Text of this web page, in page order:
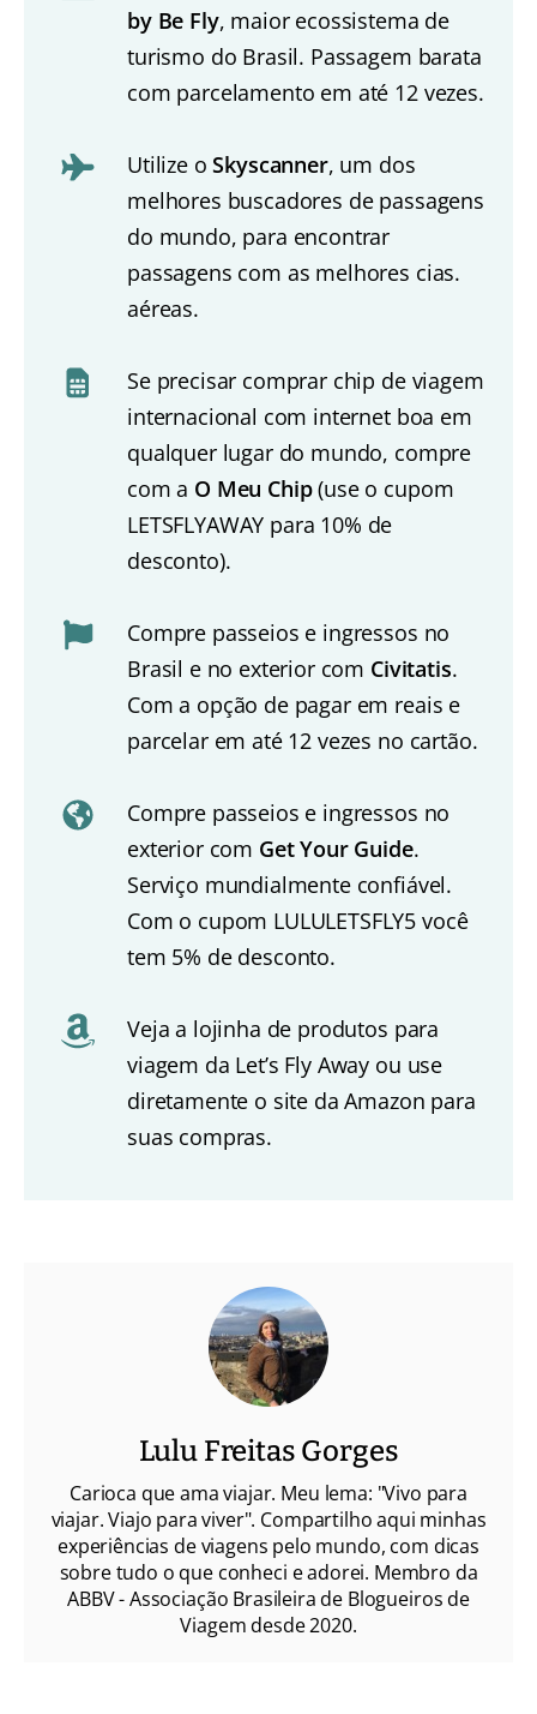
by Be Fly, maior ecossistema de
turismo do Brasil. Passagem barata
com parcelamento em até 12 vezes.
Utilize oSkyscanner, um dos
melhores buscadores de passagens
do mundo, para encontrar
passagens com as melhores cias.
aéreas.
Se precisar comprar chip de viagem
internacional com internet boa em
qualquer lugar do mundo, compre
com a O Meu Chip(use o cupom
LETSFLYAWAY para 10% de
desconto).
Compre passeios e ingressos no
Brasil e no exterior com Civitatis.
Com a opção de pagar em reais e
parcelar em até 12 vezes no cartão.
Compre passeios e ingressos no
exterior com Get Your Guide.
Serviço mundialmente confiável.
Com o cupom LULULETSFLY5 você
tem 5% de desconto.
Veja a lojinha de produtos para
viagem da Let’s Fly Away ou use
diretamente o site da Amazon para
suas compras.
Lulu Freitas Gorges
Carioca que ama viajar. Meu lema: "Vivo para
viajar. Viajo para viver". Compartilho aqui minhas
experiências de viagens pelo mundo, com dicas
sobre tudo o que conheci e adorei. Membro da
ABBV - Associação Brasileira de Blogueiros de
Viagem desde 2020.